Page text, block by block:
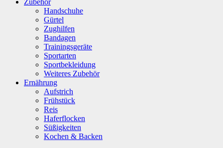
Handschuhe
Gürtel
Zughilfen
Bandagen
Trainingsgeräte
Sportarten
Sportbekleidung
Weiteres Zubehör
Ernährung
Aufstrich
Frühstück
Reis
Haferflocken
Süßigkeiten
Kochen & Backen